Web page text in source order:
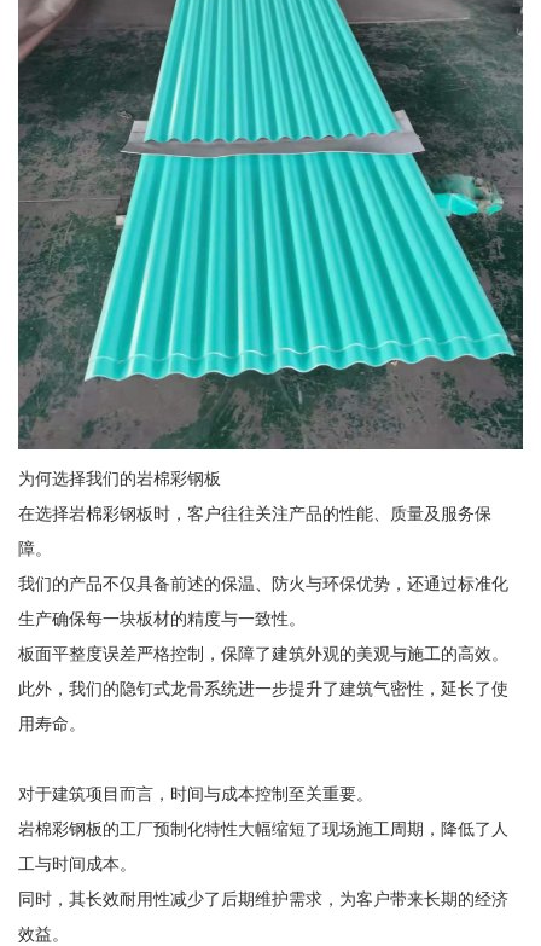
为何选择我们的岩棉彩钢板
在选择岩棉彩钢板时，客户往往关注产品的性能、质量及服务保
障。
我们的产品不仅具备前述的保温、防火与环保优势，还通过标准化
生产确保每一块板材的精度与一致性。
板面平整度误差严格控制，保障了建筑外观的美观与施工的高效。
此外，我们的隐钉式龙骨系统进一步提升了建筑气密性，延长了使
用寿命。
对于建筑项目而言，时间与成本控制至关重要。
岩棉彩钢板的工厂预制化特性大幅缩短了现场施工周期，降低了人
工与时间成本。
同时，其长效耐用性减少了后期维护需求，为客户带来长期的经济
效益。